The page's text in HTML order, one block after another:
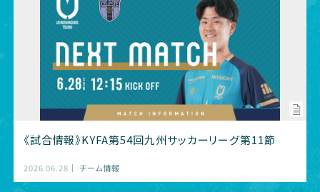
《試合情報》KYFA第54回九州サッカーリーグ第11節
2026.06.28 チーム情報